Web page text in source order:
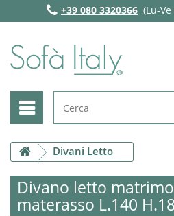
+39 080 3320366 (Lu-
Divani Letto
Divano letto
materasso L.140